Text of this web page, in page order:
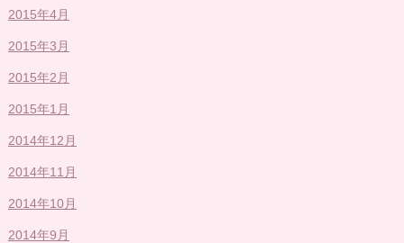
2015年4月
2015年3月
2015年2月
2015年1月
2014年12月
2014年11月
2014年10月
2014年9月